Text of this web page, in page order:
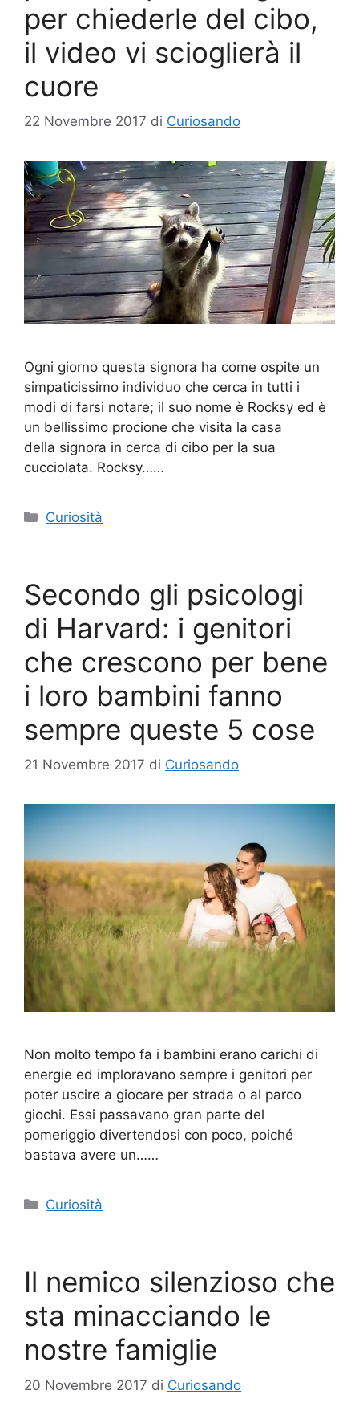
per chiederle del cibo,
il video vi scioglierà il
cuore
22 Novembre 2017 di Curiosando
Ogni giorno questa signora ha come ospite un
simpaticissimo individuo che cerca in tutti i
modi di farsi notare; il suo nome è Rocksy ed è
un bellissimo procione che visita la casa
della signora in cerca di cibo per la sua
cucciolata. Rocksy……
Categorie
Curiosità
Secondo gli psicologi
di Harvard: i genitori
che crescono per bene
i loro bambini fanno
sempre queste 5 cose
21 Novembre 2017 di Curiosando
Non molto tempo fa i bambini erano carichi di
energie ed imploravano sempre i genitori per
poter uscire a giocare per strada o al parco
giochi. Essi passavano gran parte del
pomeriggio divertendosi con poco, poiché
bastava avere un……
Categorie
Curiosità
Il nemico silenzioso che
sta minacciando le
nostre famiglie
20 Novembre 2017 di Curiosando